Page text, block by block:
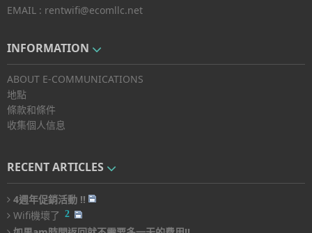
EMAIL : rentwifi@ecomllc.net
INFORMATION
ABOUT E-COMMUNICATIONS
地點
條款和條件
收集個人信息
RECENT ARTICLES
4週年促銷活動 !!
Wifi機壞了 2